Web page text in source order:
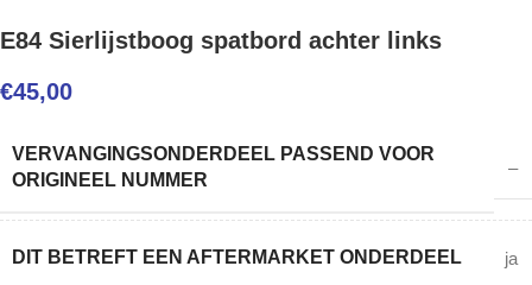
E84 Sierlijstboog spatbord achter links
€45,00
VERVANGINGSONDERDEEL PASSEND VOOR
ORIGINEEL NUMMER
–
DIT BETREFT EEN AFTERMARKET ONDERDEEL ja